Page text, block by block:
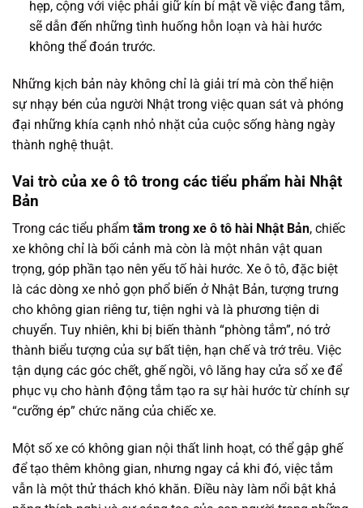
hẹp, cộng với việc phải giữ kín bí mật về việc đang tắm,
sẽ dẫn đến những tình huống hỗn loạn và hài hước
không thể đoán trước.
Những kịch bản này không chỉ là giải trí mà còn thể hiện
sự nhạy bén của người Nhật trong việc quan sát và phóng
đại những khía cạnh nhỏ nhặt của cuộc sống hàng ngày
thành nghệ thuật.
Vai trò của xe ô tô trong các tiểu phẩm hài Nhật
Bản
Trong các tiểu phẩm tắm trong xe ô tô hài Nhật Bản, chiếc
xe không chỉ là bối cảnh mà còn là một nhân vật quan
trọng, góp phần tạo nên yếu tố hài hước. Xe ô tô, đặc biệt
là các dòng xe nhỏ gọn phổ biến ở Nhật Bản, tượng trưng
cho không gian riêng tư, tiện nghi và là phương tiện di
chuyển. Tuy nhiên, khi bị biến thành “phòng tắm”, nó trở
thành biểu tượng của sự bất tiện, hạn chế và trớ trêu. Việc
tận dụng các góc chết, ghế ngồi, vô lăng hay cửa sổ xe để
phục vụ cho hành động tắm tạo ra sự hài hước từ chính sự
“cưỡng ép” chức năng của chiếc xe.
Một số xe có không gian nội thất linh hoạt, có thể gập ghế
để tạo thêm không gian, nhưng ngay cả khi đó, việc tắm
vẫn là một thử thách khó khăn. Điều này làm nổi bật khả